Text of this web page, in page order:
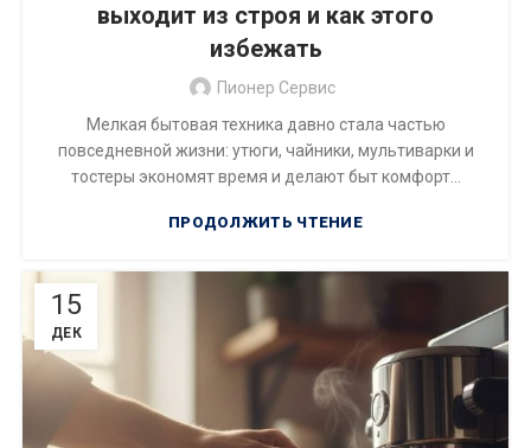
выходит из строя и как этого
избежать
Пионер Сервис
Мелкая бытовая техника давно стала частью
повседневной жизни: утюги, чайники, мультиварки и
тостеры экономят время и делают быт комфорт...
ПРОДОЛЖИТЬ ЧТЕНИЕ
15
ДЕК